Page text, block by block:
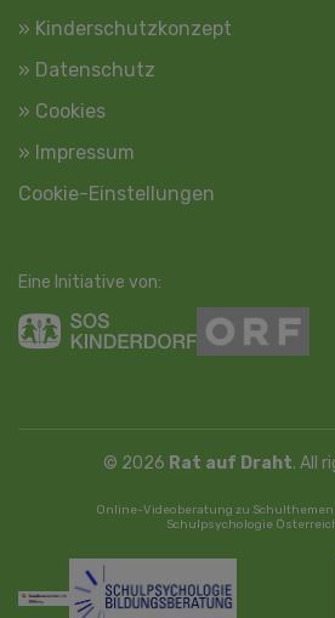
» Kinderschutzkonzept
» Datenschutz
» Cookies
» Impressum
Cookie-Einstellungen
Eine Initiative von:
© 2026 Rat auf Draht. All
Online-Videoberatung zu
Schulpsychologie